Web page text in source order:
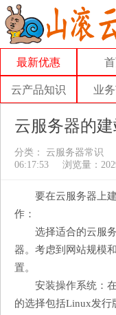
最新优惠
云产品知识 业
云服务器的
分类： 云服务器常识
06:17:53
浏览量：
要在云服务器上
作：
选择适合的云服
器。考虑到网站规模
置。
安装操作系统：
的选择包括Linux发行